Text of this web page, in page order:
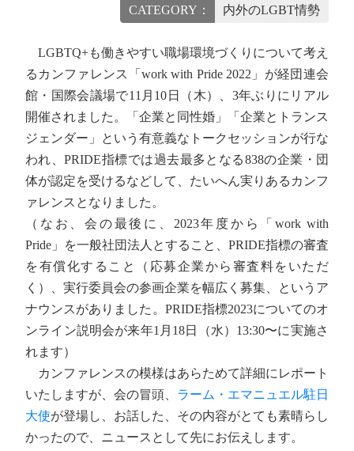
CATEGORY：
内外のLGBT情勢
LGBTQ+も働きやすい職場環境づくりについて考え
るカンファレンス「work with Pride 2022」が経団連会
館・国際会議場で11月10日（木）、3年ぶりにリアル
開催されました。「企業と同性婚」「企業とトランス
ジェンダー」という有意義なトークセッションが行な
われ、PRIDE指標では過去最多となる838の企業・団
体が認定を受けるなどして、たいへん実りあるカンフ
ァレンスとなりました。
（なお、会の最後に、2023年度から「work with
Pride」を一般社団法人とすること、PRIDE指標の審査
を有償化すること（応募企業から審査料をいただ
く）、実行委員会の参画企業を幅広く募集、というア
ナウンスがありました。PRIDE指標2023についてのオ
ンライン説明会が来年1月18日（水）13:30〜に実施さ
れます）
カンファレンスの模様はあらためて詳細にレポート
いたしますが、会の冒頭、 ラーム・エマニュエル駐日
大使が登場し、お話した、その内容がとても素晴らし
かったので、ニュースとして先にお伝えします。